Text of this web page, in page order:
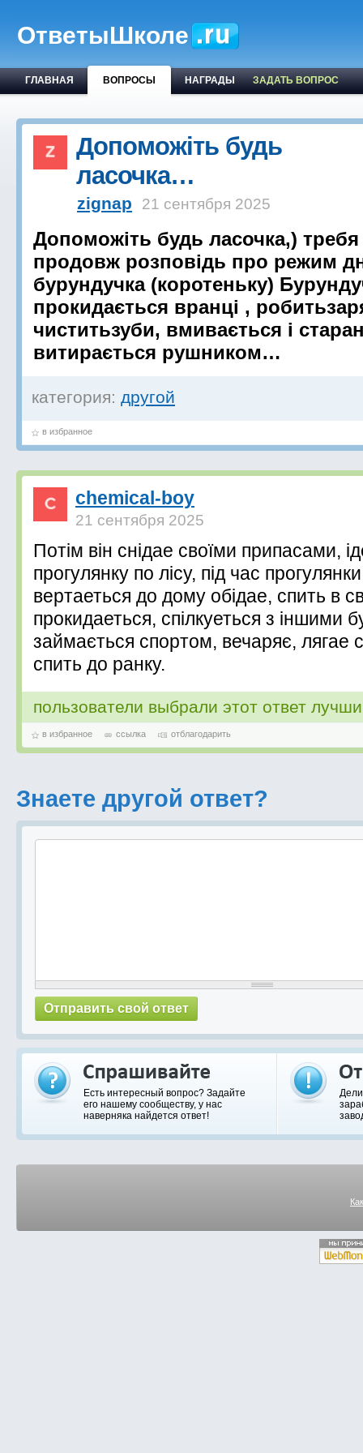
ОтветыШколе
ГЛАВНАЯ ВОПРОСЫ НАГРАДЫ ЗАДАТЬ ВОПРОС
Допоможіть будь
ласочка…
zignap 21 сентября 2025
Допоможіть будь ласочка,) требя
продовж розповідь про режим
бурундучка (коротеньку)
прокидається вранці ,
чиститьзуби, вмивається і
витирається рушником…
категория: другой
в избранное
chemical-boy
21 сентября 2025
Потім він снідае своїми припасами,
прогулянку по лісу, під час
вертаеться до дому обідае, спить в
прокидаеться, спілкуеться з іншими
займається спортом, вечаряє, лягае
спить до ранку.
пользователи выбрали этот ответ
в избранное ссылка отблагодарить
Знаете другой ответ?
Есть интересный вопрос? Задайте
его нашему сообществу, у нас
наверняка найдется ответ!